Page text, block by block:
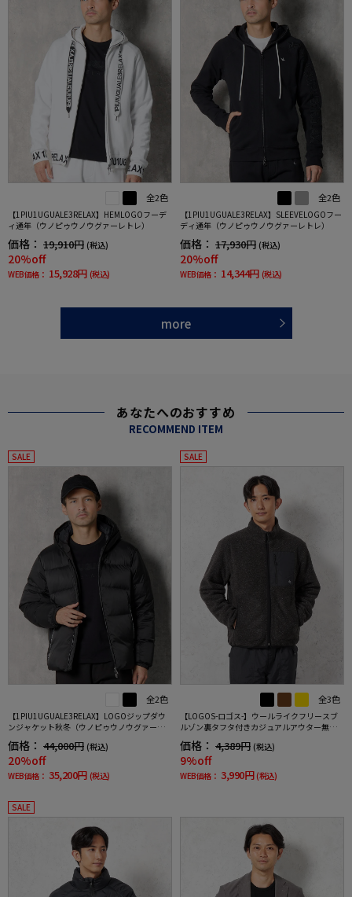
全2色
【1PIU1UGUALE3RELAX】HEMLOGOフーデ
ィ通年（ウノピゥウノウグァーレトレ）
価格： 19,910円 (税込)
20%off
WEB価格： 15,928円 (税込)
全2色
【1PIU1UGUALE3RELAX】SLEEVELOGOフー
ディ通年（ウノピゥウノウグァーレトレ）
価格： 17,930円 (税込)
20%off
WEB価格： 14,344円 (税込)
more
あなたへのおすすめ
RECOMMEND ITEM
SALE
全2色
【1PIU1UGUALE3RELAX】LOGOジップダウ
ンジャケット秋冬（ウノピゥウノウグァーレ
価格： 44,000円 (税込)
20%off
WEB価格： 35,200円 (税込)
SALE
全3色
【LOGOS-ロゴス-】ウールライクフリースブ
ルゾン裏タフタ付きカジュアルアウター無地
価格： 4,389円 (税込)
9%off
WEB価格： 3,990円 (税込)
SALE